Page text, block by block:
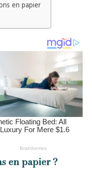
en papier
en papier ?